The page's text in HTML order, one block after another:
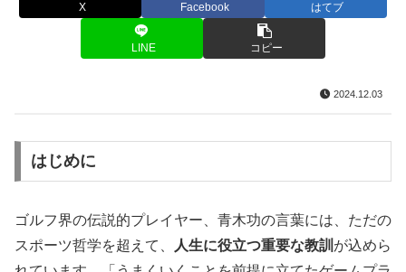
X Facebook はてブ
LINE コピー
2024.12.03
はじめに
ゴルフ界の伝説的プレイヤー、青木功の言葉には、ただの
スポーツ哲学を超えて、
人生に役立つ重要な教訓 が込めら